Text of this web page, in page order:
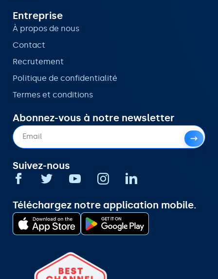
Entreprise
À propos de nous
Contact
Recrutement
Politique de confidentialité
Termes et conditions
Abonnez-vous à notre newsletter
Suivez-nous
Téléchargez notre application mobile.